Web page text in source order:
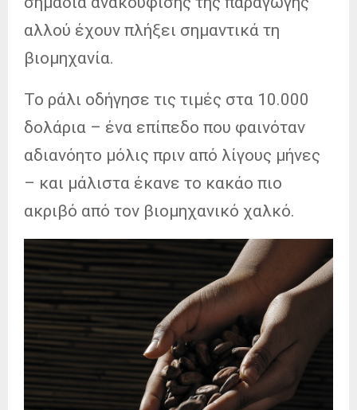
αλλού έχουν πλήξει σημαντικά τη
βιομηχανία.
Το ράλι οδήγησε τις τιμές στα 10.000
δολάρια – ένα επίπεδο που φαινόταν
αδιανόητο μόλις πριν από λίγους μήνες
– και μάλιστα έκανε το κακάο πιο
ακριβό από τον βιομηχανικό χαλκό.